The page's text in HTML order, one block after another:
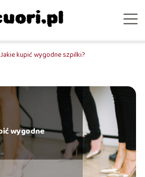
Jakie kupić wygodne szpilki?
wygodne